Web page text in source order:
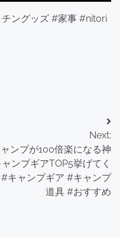
ングッズ #家事 #nitori
Next:
ンプが100倍楽になる神
ャンプギアTOP5挙げてく
キャンプギア #キャンプ
道具 #おすすめ